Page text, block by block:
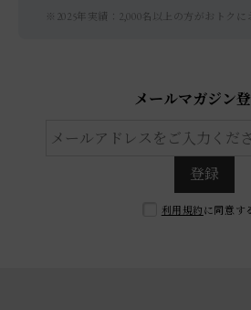
※2025年実績：2,000名以上の方がおトクに
メールマガジン
登録
利用規約 に同意す